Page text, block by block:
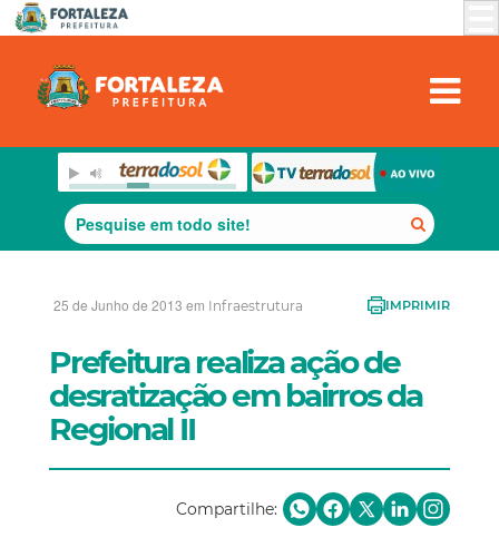
25 de Junho de 2013 em Infraestrutura IMPRIMIR
Prefeitura realiza ação de
desratização em bairros da
Regional II
Compartilhe: